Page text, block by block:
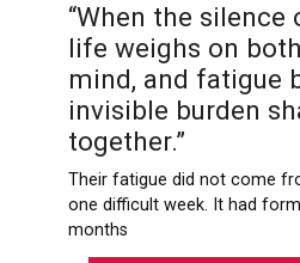
“When the silence
life weighs on
mind, and fatigue
invisible burden
together.”
Their fatigue did not come
one difficult week. It had
months